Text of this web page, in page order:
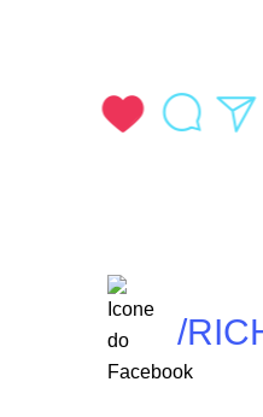
/